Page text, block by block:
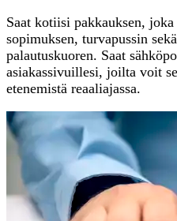
Saat kotiisi pakkauksen, joka
sopimuksen, turvapussin
palautuskuoren. Saat
asiakassivuillesi, joilta voit
etenemistä reaaliajassa.